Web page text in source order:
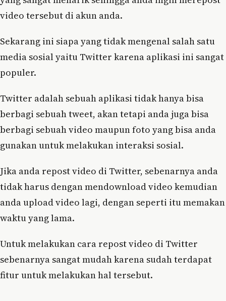
video tersebut di akun anda.
Sekarang ini siapa yang tidak mengenal salah satu
media sosial yaitu Twitter karena aplikasi ini sangat
populer.
Twitter adalah sebuah aplikasi tidak hanya bisa
berbagi sebuah tweet, akan tetapi anda juga bisa
berbagi sebuah video maupun foto yang bisa anda
gunakan untuk melakukan interaksi sosial.
Jika anda repost video di Twitter, sebenarnya anda
tidak harus dengan mendownload video kemudian
anda upload video lagi, dengan seperti itu memakan
waktu yang lama.
Untuk melakukan cara repost video di Twitter
sebenarnya sangat mudah karena sudah terdapat
fitur untuk melakukan hal tersebut.